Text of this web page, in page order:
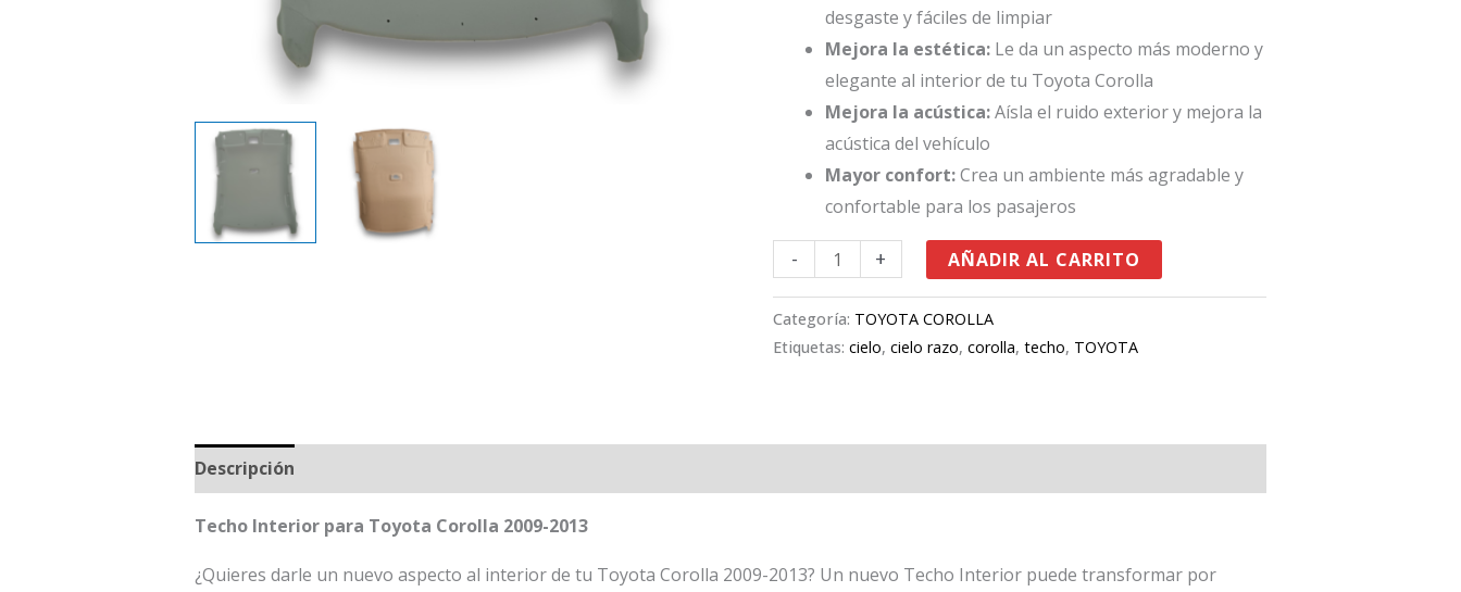
desgaste y fáciles de limpiar
Mejora la estética: Le da un aspecto más moderno y
elegante al interior de tu Toyota Corolla
Mejora la acústica:Aísla el ruido exterior y mejora la
acústica del vehículo
Mayor confort:Crea un ambiente más agradable y
confortable para los pasajeros
- + AÑADIR AL CARRITO
Categoría: TOYOTA COROLLA
Etiquetas:cielo,cielo razo,corolla,techo, TOYOTA
Descripción
Techo Interior para Toyota Corolla 2009-2013
¿Quieres darle un nuevo aspecto al interior de tu Toyota Corolla 2009-2013? Un nuevo Techo Interior puede transformar por